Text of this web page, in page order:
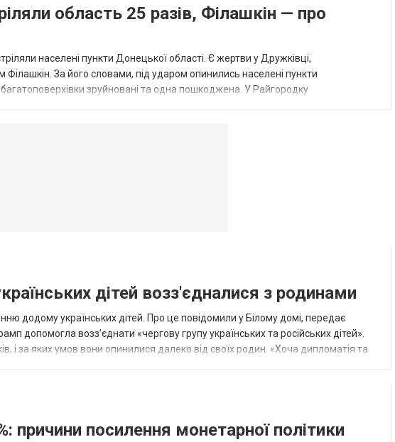
область 25 разів, Філашкін — про
населені пункти Донецької області. Є жертви у Дружківці,
За його словами, під ударом опинились населені пункти
зруйновані та одна пошкоджена. У Райгородку
дітей возз'єдналися з родинами
додому українських дітей. Про це повідомили у Білому домі, передає
допомогла возз’єднати «чергову групу українських та російських дітей».
і за яких умов вони опинилися далеко від своїх родин. «Хоча дипломатія та
причини посилення монетарної політики